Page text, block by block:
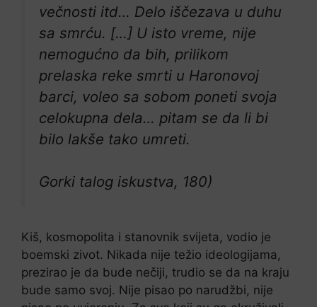
večnosti itd… Delo iščezava u duhu
sa smrću. […] U isto vreme, nije
nemogućno da bih, prilikom
prelaska reke smrti u Haronovoj
barci, voleo sa sobom poneti svoja
celokupna dela… pitam se da li bi
bilo lakše tako umreti.
Gorki talog iskustva, 180)
Kiš, kosmopolita i stanovnik svijeta, vodio je
boemski zivot. Nikada nije težio ideologijama,
prezirao je da bude nečiji, trudio se da na kraju
bude samo svoj. Nije pisao po narudžbi, nije